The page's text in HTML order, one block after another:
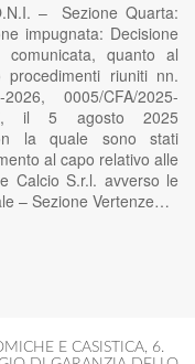
– Sezione Quarta:
impugnata: Decisione
comunicata, quanto al
riuniti nn.
2026, 0005/CFA/2025-
il 5 agosto 2025
la quale sono stati
al capo relativo alle
Calcio S.r.l. avverso le
– Sezione Vertenze…
E CASISTICA, 6.